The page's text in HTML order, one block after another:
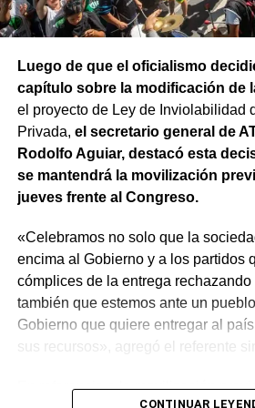
Luego de que el oficialismo
capítulo sobre la modificación de
el proyecto de Ley de Inviolabilidad
Privada, el secretario general de
Rodolfo Aguiar, destacó esta
se mantendrá la movilización
jueves frente al Congreso.
«Celebramos no solo que la
encima al Gobierno y a los partidos
cómplices de la entrega
también que estemos ante un
Gobierno que quiere entregar al
sus recursos», agregó el referente
En referencia a la movilización
CONTINUAR